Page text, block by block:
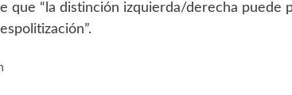
que “la distinción izquierda/derecha puede